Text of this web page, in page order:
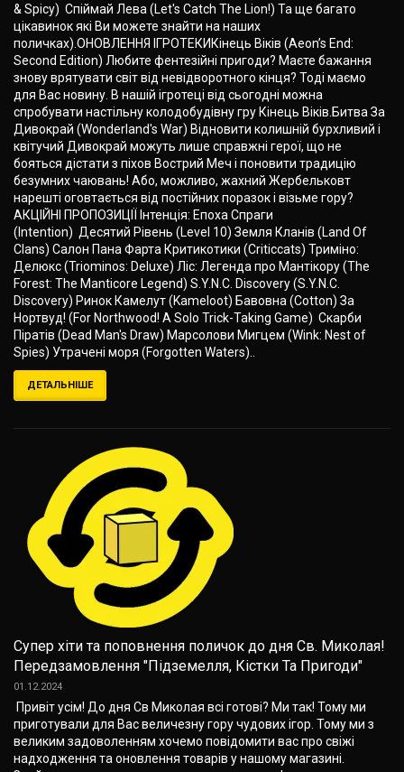
& Spicy) Спіймай Лева (Let's Catch The Lion!) Та ще багато
цікавинок які Ви можете знайти на наших
поличках).ОНОВЛЕННЯ ІГРОТЕКИКінець Віків (Aeon’s End:
Second Edition) Любите фентезійні пригоди? Маєте бажання
знову врятувати світ від невідворотного кінця? Тоді маємо
для Вас новину. В нашій ігротеці від сьогодні можна
спробувати настільну колодобудівну гру Кінець Віків.Битва За
Дивокрай (Wonderland's War) Відновити колишній бурхливий і
квітучий Дивокрай можуть лише справжні герої, що не
бояться дістати з піхов Вострий Меч і поновити традицію
безумних чаювань! Або, можливо, жахний Жербельковт
нарешті оговтається від постійних поразок і візьме гору?
АКЦІЙНІ ПРОПОЗИЦІЇ Інтенція: Епоха Спраги
(Intention) Десятий Рівень (Level 10) Земля Кланів (Land Of
Clans) Салон Пана Фарта Критикотики (Critiсcats) Триміно:
Делюкс (Triominos: Deluxe) Ліс: Легенда про Мантікору (The
Forest: The Manticore Legend) S.Y.N.C. Discovery (S.Y.N.C.
Discovery) Ринок Камелут (Kameloot) Бавовна (Cotton) За
Нортвуд! (For Northwood! A Solo Trick-Taking Game) Скарби
Піратів (Dead Man's Draw) Марсолови Мигцем (Wink: Nest of
Spies) Утрачені моря (Forgotten Waters)..
ДЕТАЛЬНІШЕ
Супер хіти та поповнення поличок до дня Св. Миколая!
Передзамовлення "Підземелля, Кістки Та Пригоди"
01.12.2024
Привіт усім! До дня Св Миколая всі готові? Ми так! Тому ми
приготували для Вас величезну гору чудових ігор. Тому ми з
великим задоволенням хочемо повідомити вас про свіжі
надходження та оновлення товарів у нашому магазині.